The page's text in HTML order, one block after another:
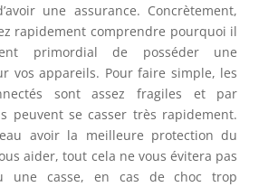
une assurance. Concrètement,
rapidement comprendre pourquoi il
primordial de posséder une
vos appareils. Pour faire simple, les
sont assez fragiles et par
peuvent se casser très rapidement.
avoir la meilleure protection du
aider, tout cela ne vous évitera pas
une casse, en cas de choc trop